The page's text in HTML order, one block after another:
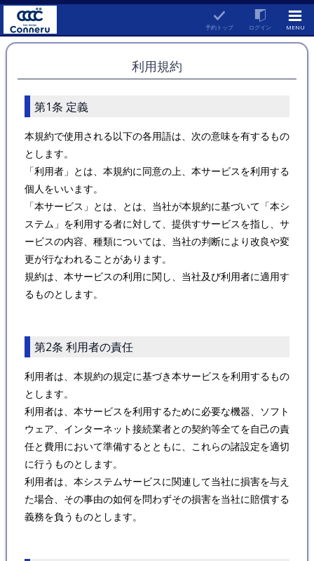
予約トップ ログイン MENU
利用規約
第1条 定義
本規約で使用される以下の各用語は、次の意味を有するもの
とします。
「利用者」とは、本規約に同意の上、本サービスを利用する
個人をいいます。
「本サービス」とは、とは、当社が本規約に基づいて「本シ
ステム」を利用する者に対して、提供すサービスを指し、サ
ービスの内容、種類については、当社の判断により改良や変
更が行なわれることがあります。
規約は、本サービスの利用に関し、当社及び利用者に適用す
るものとします。
第2条 利用者の責任
利用者は、本規約の規定に基づき本サービスを利用するもの
とします。
利用者は、本サービスを利用するために必要な機器、ソフト
ウェア、インターネット接続業者との契約等全てを自己の責
任と費用において準備するとともに、これらの諸設定を適切
に行うものとします。
利用者は、本システムサービスに関連して当社に損害を与え
た場合、その事由の如何を問わずその損害を当社に賠償する
義務を負うものとします。